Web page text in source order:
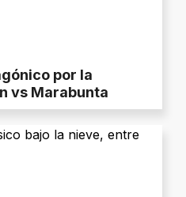
por la
vs Marabunta